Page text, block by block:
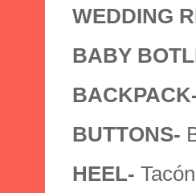
WEDDING
BABY
BUTTONS-
HEEL- Tacón